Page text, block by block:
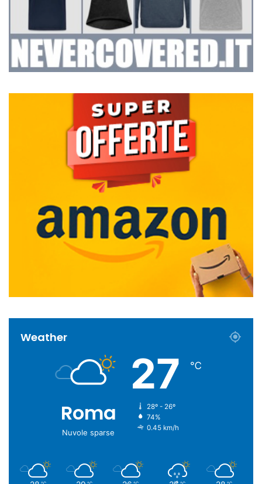
Weather
Roma
Nuvole sparse
27 ℃
28º - 26º
74%
0.45 km/h